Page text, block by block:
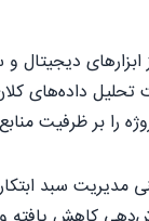
تحلیل
را بر ظرفیت
مدیریت سبد